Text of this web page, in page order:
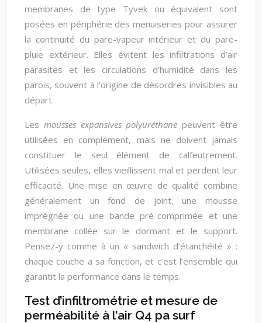
membranes de type Tyvek ou équivalent sont
posées en périphérie des menuiseries pour assurer
la continuité du pare-vapeur intérieur et du pare-
pluie extérieur. Elles évitent les infiltrations d’air
parasites et les circulations d’humidité dans les
parois, souvent à l’origine de désordres invisibles au
départ.
Les mousses expansives polyuréthane peuvent être
utilisées en complément, mais ne doivent jamais
constituer le seul élément de calfeutrement.
Utilisées seules, elles vieillissent mal et perdent leur
efficacité. Une mise en œuvre de qualité combine
généralement un fond de joint, une mousse
imprégnée ou une bande pré-comprimée et une
membrane collée sur le dormant et le support.
Pensez-y comme à un « sandwich d’étanchéité » :
chaque couche a sa fonction, et c’est l’ensemble qui
garantit la performance dans le temps.
Test d’infiltrométrie et mesure de
perméabilité à l’air Q4 pa surf